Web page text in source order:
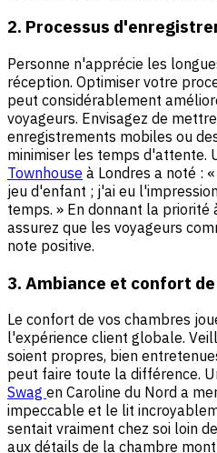
2. Processus
Personne n'apprécie les
réception. Optimiser votre
peut considérablement
voyageurs. Envisagez de
enregistrements mobiles ou
minimiser les temps d'attente.
Townhouse à Londres a noté :
jeu d'enfant ; j'ai eu
temps. » En donnant la priorité
assurez que les voyageurs
note positive.
3. Ambiance et confort
Le confort de vos chambres
l'expérience client globale.
soient propres, bien
peut faire toute la différence.
Swag en Caroline du Nord a
impeccable et le lit
sentait vraiment chez soi loin
aux détails de la chambre